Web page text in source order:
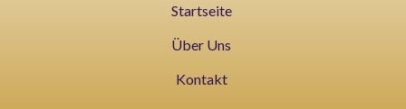
Startseite
Über Uns
Kontakt